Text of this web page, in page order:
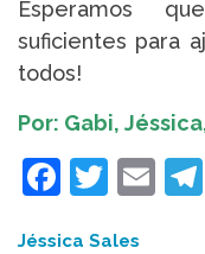
Esperamos
suficientes para
todos!
Por: Gabi,
Jéssica Sales